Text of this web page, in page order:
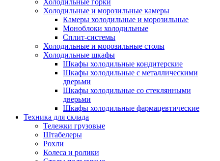
Холодильные и морозильные камеры
Камеры холодильные и морозильные
Моноблоки холодильные
Сплит-системы
Холодильные и морозильные столы
Холодильные шкафы
Шкафы холодильные кондитерские
Шкафы холодильные с металлическими
дверьми
Шкафы холодильные со стеклянными
дверьми
Шкафы холодильные фармацевтические
Техника для склада
Тележки грузовые
Штабелеры
Рохли
Колеса и ролики